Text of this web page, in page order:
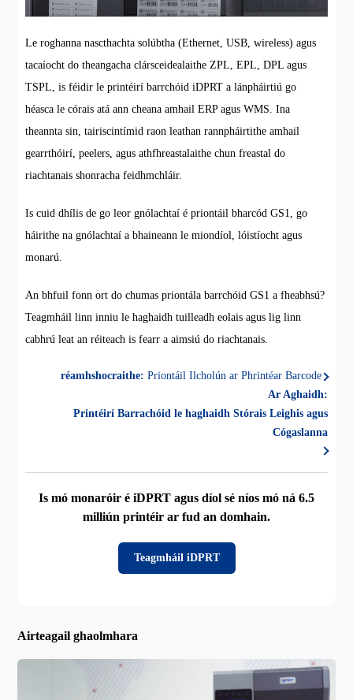
Le roghanna nascthachta solúbtha (Ethernet, USB, wireless) agus
tacaíocht do theangacha clársceidealaithe ZPL, EPL, DPL agus
TSPL, is féidir le printéirí barrchóid iDPRT a lánpháirtiú go
héasca le córais atá ann cheana amhail ERP agus WMS. Ina
theannta sin, tairiscintímid raon leathan rannpháirtithe amhail
gearrthóirí, peelers, agus athfhreastalaithe chun freastal do
riachtanais shonracha feidhmchláir.
Is cuid dhílis de go leor gnólachtaí é priontáil bharcód GS1, go
háirithe na gnólachtaí a bhaineann le miondíol, lóistíocht agus
monarú.
An bhfuil fonn ort do chumas priontála barrchóid GS1 a fheabhsú?
Teagmháil linn inniu le haghaidh tuilleadh eolais agus lig linn
cabhrú leat an réiteach is fearr a aimsiú do riachtanais.
réamhshocraithe: Priontáil Ilcholún ar Phrintéar Barcode
Ar Aghaidh:
Printéirí Barrachóid le haghaidh Stórais Leighis agus
Cógaslanna
Is mó monaróir é iDPRT agus díol sé níos mó ná 6.5
milliún printéir ar fud an domhain.
Teagmháil iDPRT
Airteagail ghaolmhara